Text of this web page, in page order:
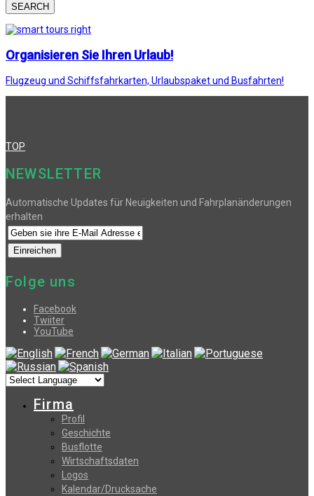
SEARCH
Organisieren Sie Ihren Urlaub!
Flugzeug und Schiffsfahrkarten, Urlaubspaket und Busfahrten!
TOP
NEWSLETTER
Automatische Updates für Neuigkeiten und Fahrplanänderungen
erhalten
Folge uns
Facebook
Twiiter
YouTube
Firma
Profil
Geschichte
Busflotte
Wirtschaftsdaten
Logos
Kalendar/Drucksache